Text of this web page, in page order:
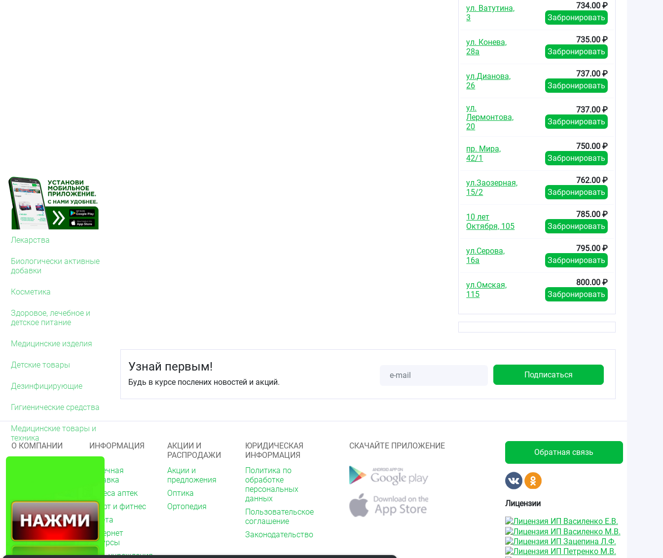
Лекарства
Биологически активные
добавки
Косметика
Здоровое, лечебное и
детское питание
Медицинские изделия
Детские товары
Дезинфицирующие
Гигиенические средства
Медицинские товары и
техника
ул. Ватутина,
3
734.00 ₽
Забронировать
ул. Конева,
28а
735.00 ₽
Забронировать
ул.Дианова,
26
737.00 ₽
Забронировать
ул.
Лермонтова,
20
737.00 ₽
Забронировать
пр. Мира,
42/1
750.00 ₽
Забронировать
ул.Заозерная,
15/2
762.00 ₽
Забронировать
10 лет
Октября, 105
785.00 ₽
Забронировать
ул.Серова,
16а
795.00 ₽
Забронировать
ул.Омская,
115
800.00 ₽
Забронировать
Узнай первым!
Будь в курсе послених новостей и акций.
О КОМПАНИИ
Новости
Вакансии
Контакты
ИНФОРМАЦИЯ
Аптечная
справка
Адреса аптек
Спорт и фитнес
Газета
Интернет
ресурсы
Мед. учреждения
АКЦИИ И
РАСПРОДАЖИ
Акции и
предложения
Оптика
Ортопедия
ЮРИДИЧЕСКАЯ
ИНФОРМАЦИЯ
Политика по
обработке
персональных
данных
Пользовательское
соглашение
Законодательство
СКАЧАЙТЕ ПРИЛОЖЕНИЕ
Обратная связь
Лицензии